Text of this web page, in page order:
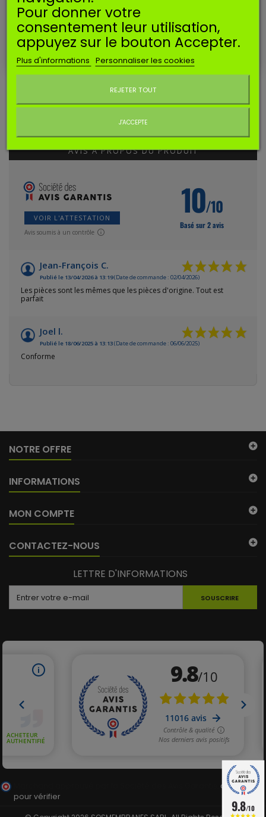
Joint de filtre à air adaptable pour moteurs Briggs et Stratton.
Correspond à la référence Briggs & Stratton 799580
Cejoint estutilisé sur les moteurs suivants* :
BRIGGS & STRATTON :450e, 500e, 550e, 575ex
* Données indicatives et non exhaustives.
AVIS À PROPOS DU PRODUIT
VOIR L'ATTESTATION
Avis soumis à un contrôle
10/10
Basé sur 2 avis
Jean-François C.
Publié le 13/04/2026 à 13:19(Date de commande : 02/04/2026)
Les pièces sont les mêmes que les pièces d'origine. Tout est
parfait
Joel l.
Publié le 18/06/2025 à 13:13(Date de commande : 06/06/2025)
Conforme
NOTRE OFFRE
INFORMATIONS
MON COMPTE
CONTACTEZ-NOUS
LETTRE D'INFORMATIONS
SOUSCRIRE
Pour donner votre
consentement leur utilisation,
appuyez sur le bouton Accepter.
Plus d'informations Personnaliser les cookies
REJETER TOUT
J'ACCEPTE
cliquez ici
pour vérifier
9.8/10